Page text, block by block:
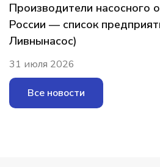
Производители насосного
России — список
Ливнынасос)
31 июля 2026
Все новости